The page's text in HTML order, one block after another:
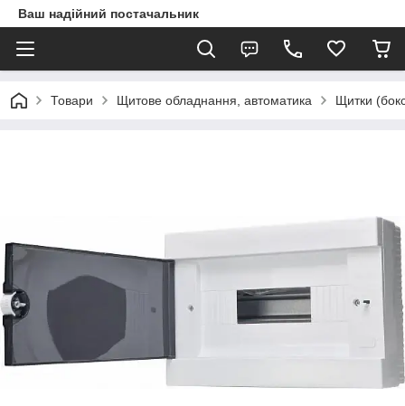
Ваш надійний постачальник
Товари Щитове обладнання, автоматика Щитки